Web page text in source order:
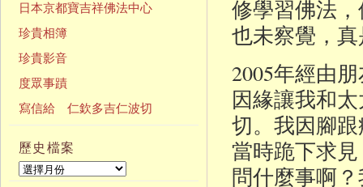
修學習佛法
也未察覺，
2005年經由
因緣讓我和
切。我因腳
當時跪下求
問什麼事啊
日本京都寶吉祥佛法中心
珍貴相簿
珍貴影音
度眾事蹟
寫信給 仁欽多吉仁波切
歷史檔案